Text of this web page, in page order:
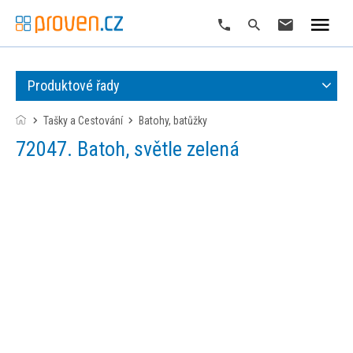
Produktové řady
Tašky a Cestování batohy, batůžky
72047. Batoh, světle zelená